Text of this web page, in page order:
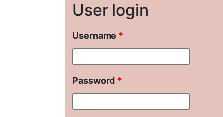
User login
Username *
Password *